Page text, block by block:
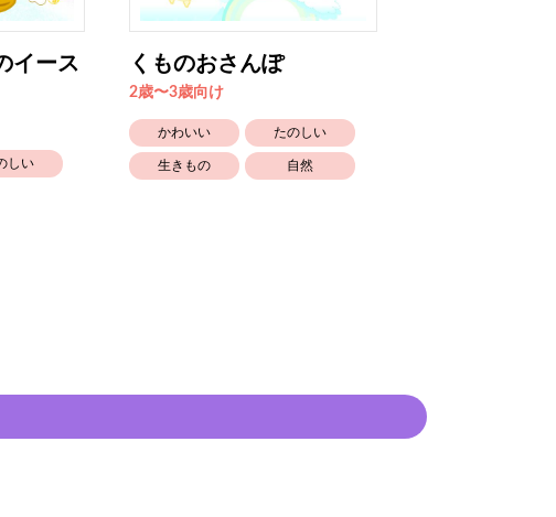
イース
しい
くものおさんぽ
2歳〜3歳向け
かわいい たのしい
生きもの 自然